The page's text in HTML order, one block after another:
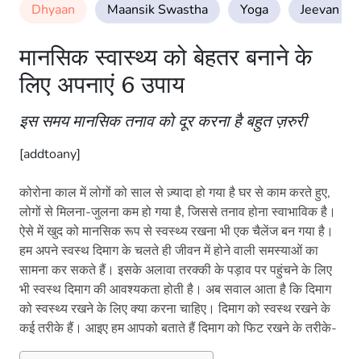
Dhyaan Maansik Swastha Yoga Jeevan
मानसिक स्वास्थ्य को बेहतर बनाने के
लिए अपनाएं 6 उपाय
इस समय मानसिक तनाव को दूर करना है बहुत ज़रुरी
[addtoany]
कोरोना काल में लोगों को साल से ज़्यादा हो गया है घर से काम करते हुए,
लोगों से मिलना-जुलना कम हो गया है, जिससे तनाव होना स्वाभाविक है।
ऐसे में खुद को मानसिक रूप से स्वस्थ्य रखना भी एक चैलेंज बन गया है।
हम अपने स्वस्थ दिमाग के चलते ही जीवन में होने वाली समस्याओं का
सामना कर सकते हैं। इसके अलावा तरक्की के पड़ाव पर पहुंचने के लिए
भी स्वस्थ दिमाग की आवश्यकता होती है। अब सवाल आता है कि दिमाग
को स्वस्थ्य रखने के लिए क्या करना चाहिए। दिमाग को स्वस्थ रखने के
कई तरीके हैं। आइए हम आपको बताते हैं दिमाग को फिट रखने के तरीके-